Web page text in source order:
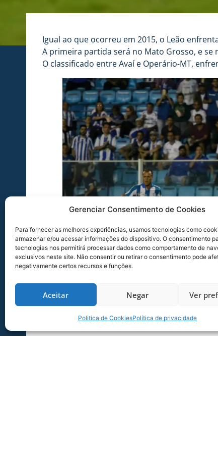
Gerenciar Consentimento de Cookies
Para fornecer as melhores experiências, usamos tecnologias como
armazenar e/ou acessar informações do dispositivo. O consentimento
tecnologias nos permitirá processar dados como comportamento de
exclusivos neste site. Não consentir ou retirar o consentimento pode
negativamente certos recursos e funções.
Aceitar Negar Ver
Politica de CookiesPolítica de privacidade
Igual ao que ocorreu em 2015, o Leão
A primeira partida será no Mato Grosso, e se
O classificado entre Avaí e Operário-MT,